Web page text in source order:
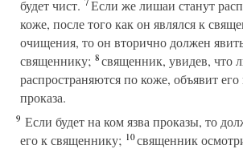
будет чист. Если же лишаи станут
коже, после того как он являлся к
очищения, то он вторично должен
священнику; 8священник, увидев, что
распространяются по коже, объявит
проказа.
9 Если будет на ком язва проказы, то
его к священнику; 10священник